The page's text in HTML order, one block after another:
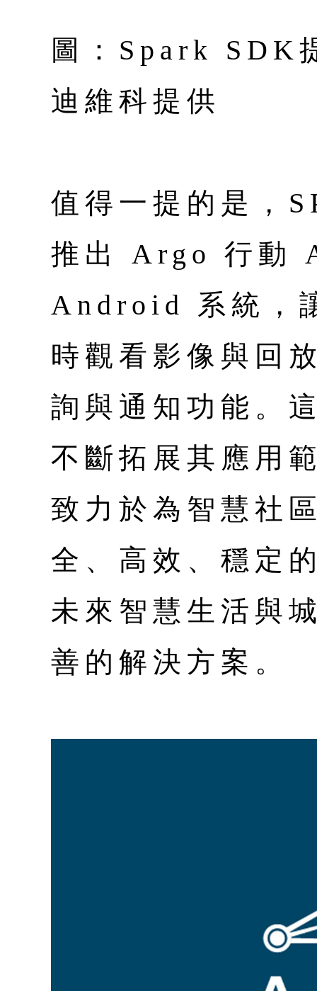
圖：Spark SDK
迪維科提供
值得一提的是，
推出 Argo 行動
Android 系統，
時觀看影像與回
詢與通知功能。
不斷拓展其應用
致力於為智慧社
全、高效、穩定
未來智慧生活與
善的解決方案。